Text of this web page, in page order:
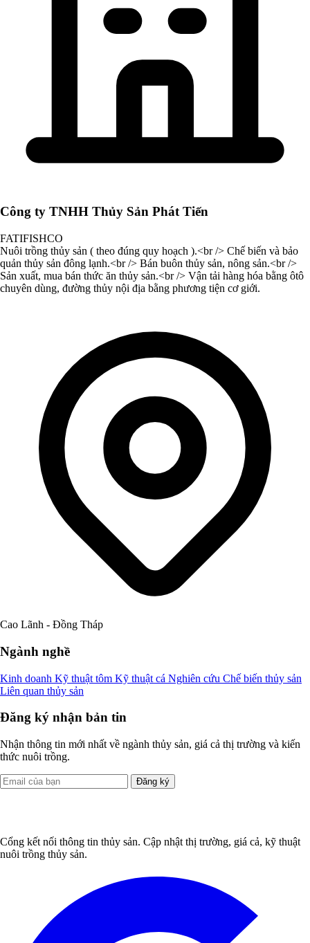
Công ty TNHH Thủy Sản Phát Tiến
FATIFISHCO
Nuôi trồng thủy sản ( theo đúng quy hoạch ).<br /> Chế biến và bảo
quản thủy sản đông lạnh.<br /> Bán buôn thủy sản, nông sản.<br />
Sản xuất, mua bán thức ăn thủy sản.<br /> Vận tải hàng hóa bằng ôtô
chuyên dùng, đường thủy nội địa bằng phương tiện cơ giới.
Cao Lãnh - Đồng Tháp
Ngành nghề
Kinh doanh Kỹ thuật tôm Kỹ thuật cá Nghiên cứu Chế biến thủy sản
Liên quan thủy sản
Đăng ký nhận bản tin
Nhận thông tin mới nhất về ngành thủy sản, giá cả thị trường và kiến
thức nuôi trồng.
Đăng ký
Cổng kết nối thông tin thủy sản. Cập nhật thị trường, giá cả, kỹ thuật
nuôi trồng thủy sản.